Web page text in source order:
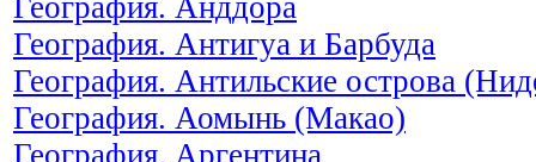
География. Антигуа и Барбуда
География. Антильские острова
География. Аомынь (Макао)
География. Аргентина